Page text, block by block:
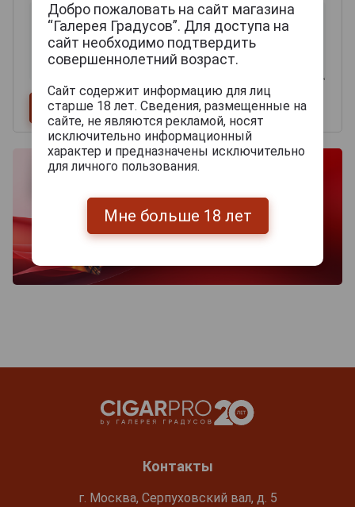
Контакты
г. Москва, Серпуховский вал, д. 5
Добро пожаловать на сайт магазина
“Галерея Градусов”. Для доступа на
сайт необходимо подтвердить
совершеннолетний возраст.
Сайт содержит информацию для лиц
старше 18 лет. Сведения, размещенные на
сайте, не являются рекламой, носят
исключительно информационный
характер и предназначены исключительно
для личного пользования.
Мне больше 18 лет